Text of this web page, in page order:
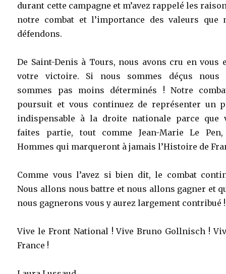
durant cette campagne et m’avez rappelé les
notre combat et l’importance des valeurs que
défendons.
De Saint-Denis à Tours, nous avons cru en vous
votre victoire. Si nous sommes déçus nous
sommes pas moins déterminés ! Notre
poursuit et vous continuez de représenter un
indispensable à la droite nationale parce que
faites partie, tout comme Jean-Marie Le Pen,
Hommes qui marqueront à jamais l’Histoire de
Comme vous l’avez si bien dit, le combat
Nous allons nous battre et nous allons gagner et
nous gagnerons vous y aurez largement contribué !
Vive le Front National ! Vive Bruno Gollnisch !
France !